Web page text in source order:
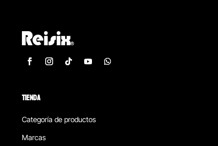
TIENDA
Categoría de productos
Marcas